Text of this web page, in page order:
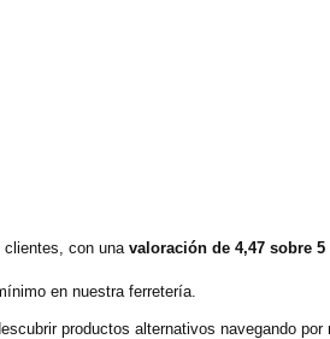
clientes, con una valoración de 4,47 sobre 5
en nuestra ferretería.
productos alternativos navegando por